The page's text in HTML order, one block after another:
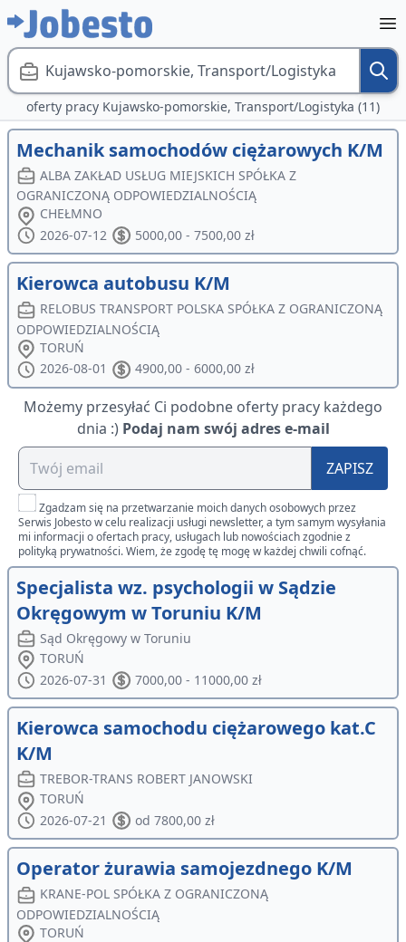
Kujawsko-pomorskie, Transport/Logistyka
oferty pracy Kujawsko-pomorskie, Transport/Logistyka (11)
Mechanik samochodów ciężarowych K/M
ALBA ZAKŁAD USŁUG MIEJSKICH SPÓŁKA Z
OGRANICZONĄ ODPOWIEDZIALNOŚCIĄ
CHEŁMNO
2026-07-12
5000,00 - 7500,00 zł
Kierowca autobusu K/M
RELOBUS TRANSPORT POLSKA SPÓŁKA Z OGRANICZONĄ
ODPOWIEDZIALNOŚCIĄ
TORUŃ
2026-08-01
4900,00 - 6000,00 zł
Możemy przesyłać Ci podobne oferty pracy każdego
dnia :) Podaj nam swój adres e-mail
ZAPISZ
Zgadzam się na przetwarzanie moich danych osobowych przez
Serwis Jobesto w celu realizacji usługi newsletter, a tym samym wysyłania
mi informacji o ofertach pracy, usługach lub nowościach zgodnie z
polityką prywatności. Wiem, że zgodę tę mogę w każdej chwili cofnąć.
Specjalista wz. psychologii w Sądzie
Okręgowym w Toruniu K/M
Sąd Okręgowy w Toruniu
TORUŃ
2026-07-31
7000,00 - 11000,00 zł
Kierowca samochodu ciężarowego kat.C
K/M
TREBOR-TRANS ROBERT JANOWSKI
TORUŃ
2026-07-21
od 7800,00 zł
Operator żurawia samojezdnego K/M
KRANE-POL SPÓŁKA Z OGRANICZONĄ
ODPOWIEDZIALNOŚCIĄ
TORUŃ